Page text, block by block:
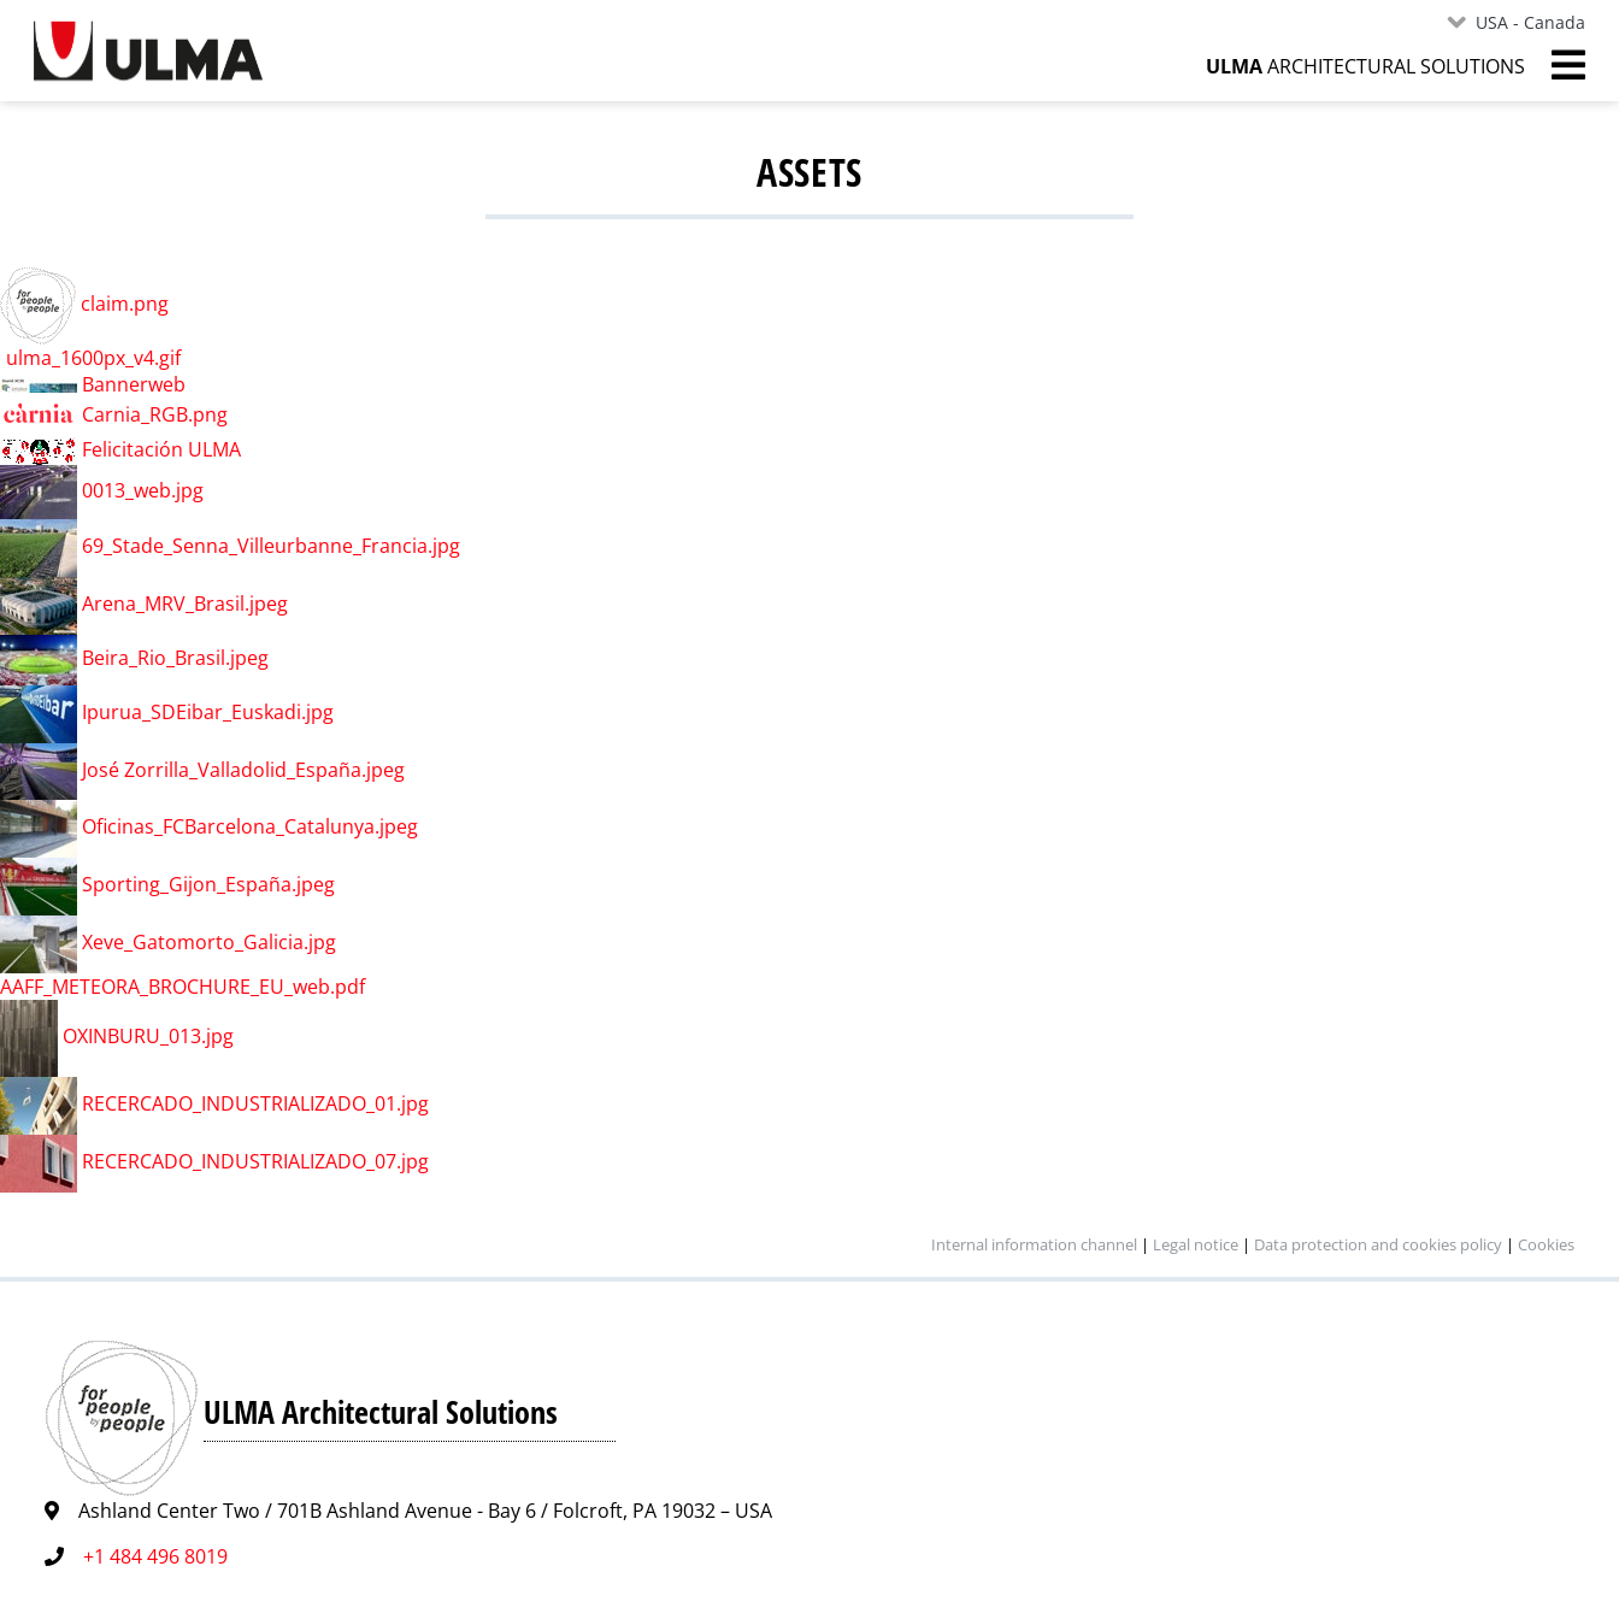
USA - Canada
ULMAARCHITECTURAL SOLUTIONS
ASSETS
claim.png
ulma_1600px_v4.gif
Bannerweb
Carnia_RGB.png
Felicitación ULMA
0013_web.jpg
69_Stade_Senna_Villeurbanne_Francia.jpg
Arena_MRV_Brasil.jpeg
Beira_Rio_Brasil.jpeg
Ipurua_SDEibar_Euskadi.jpg
José Zorrilla_Valladolid_España.jpeg
Oficinas_FCBarcelona_Catalunya.jpeg
Sporting_Gijon_España.jpeg
Xeve_Gatomorto_Galicia.jpg
AAFF_METEORA_BROCHURE_EU_web.pdf
OXINBURU_013.jpg
RECERCADO_INDUSTRIALIZADO_01.jpg
RECERCADO_INDUSTRIALIZADO_07.jpg
Internal information channel | Legal notice | Data protection and cookies policy | Cookies
ULMA Architectural Solutions
Ashland Center Two / 701B Ashland Avenue - Bay 6 / Folcroft, PA 19032 – USA
+1 484 496 8019